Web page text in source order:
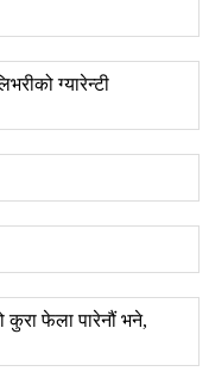
ग्यारेन्टी
कुरा फेला पारेनौं भने,